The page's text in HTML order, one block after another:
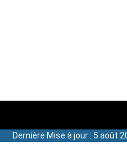
Dernière Mise à jour : 5 août